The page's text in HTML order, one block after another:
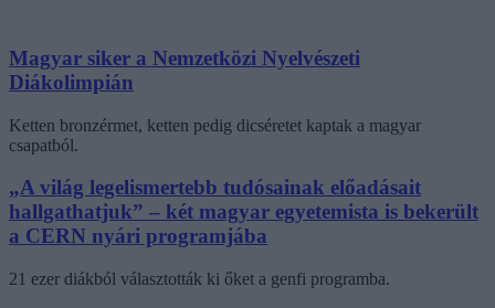
Magyar siker a Nemzetközi Nyelvészeti
Diákolimpián
Ketten bronzérmet, ketten pedig dicséretet kaptak a magyar
csapatból.
„A világ legelismertebb tudósainak előadásait
hallgathatjuk” – két magyar egyetemista is bekerült
a CERN nyári programjába
21 ezer diákból választották ki őket a genfi programba.